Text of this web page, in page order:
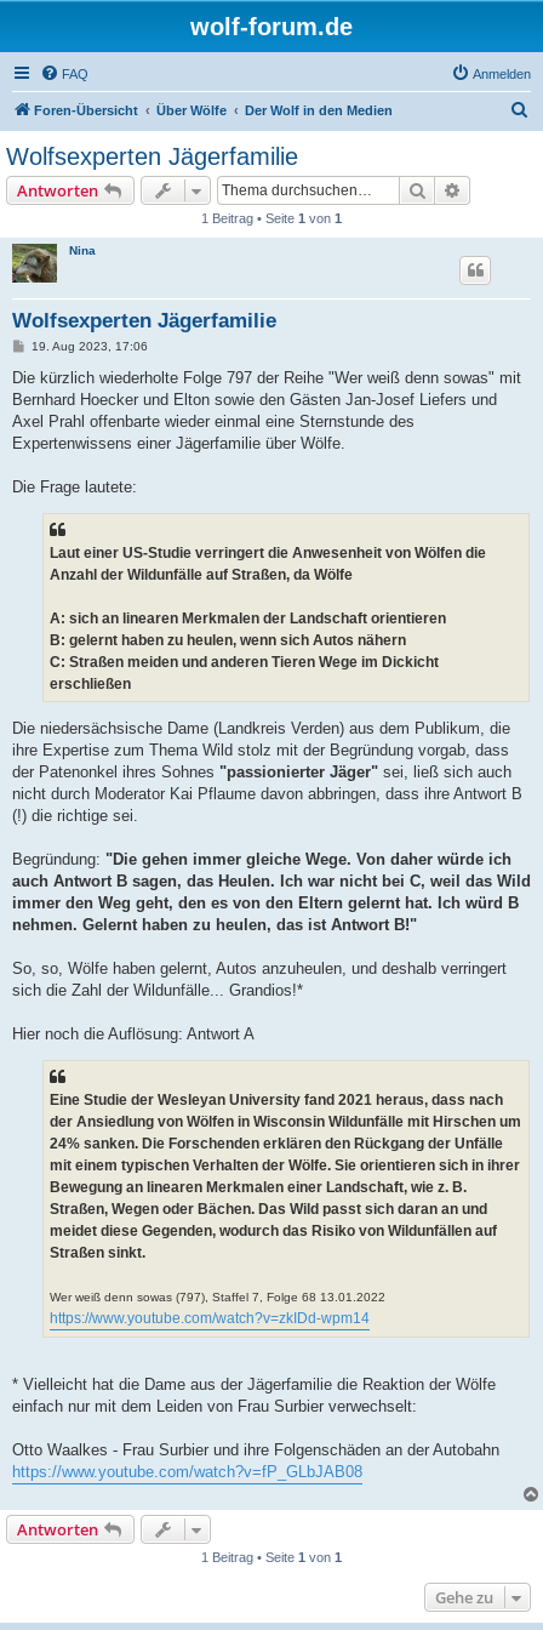
wolf-forum.de
FAQ Anmelden
Foren-Übersicht Über Wölfe Der Wolf in den Medien
Wolfsexperten Jägerfamilie
Antworten Suche
1 Beitrag • Seite 1 von 1
Nina
Wolfsexperten Jägerfamilie
B
i
r
a
19. Aug 2023, 17:06
Die kürzlich wiederholte Folge 797 der Reihe "Wer weiß denn sowas" mit
Bernhard Hoecker und Elton sowie den Gästen Jan-Josef Liefers und
Axel Prahl offenbarte wieder einmal eine Sternstunde des
Expertenwissens einer Jägerfamilie über Wölfe.
Die Frage lautete:
Laut einer US-Studie verringert die Anwesenheit von Wölfen die
Anzahl der Wildunfälle auf Straßen, da Wölfe
A: sich an linearen Merkmalen der Landschaft orientieren
B: gelernt haben zu heulen, wenn sich Autos nähern
C: Straßen meiden und anderen Tieren Wege im Dickicht
erschließen
Die niedersächsische Dame (Landkreis Verden) aus dem Publikum, die
ihre Expertise zum Thema Wild stolz mit der Begründung vorgab, dass
der Patenonkel ihres Sohnes "passionierter Jäger" sei, ließ sich auch
nicht durch Moderator Kai Pflaume davon abbringen, dass ihre Antwort B
(!) die richtige sei.
Begründung: "Die gehen immer gleiche Wege. Von daher würde ich
auch Antwort B sagen, das Heulen. Ich war nicht bei C, weil das Wild
immer den Weg geht, den es von den Eltern gelernt hat. Ich würd B
nehmen. Gelernt haben zu heulen, das ist Antwort B!"
So, so, Wölfe haben gelernt, Autos anzuheulen, und deshalb verringert
sich die Zahl der Wildunfälle... Grandios!*
Hier noch die Auflösung: Antwort A
Eine Studie der Wesleyan University fand 2021 heraus, dass nach
der Ansiedlung von Wölfen in Wisconsin Wildunfälle mit Hirschen um
24% sanken. Die Forschenden erklären den Rückgang der Unfälle
mit einem typischen Verhalten der Wölfe. Sie orientieren sich in ihrer
Bewegung an linearen Merkmalen einer Landschaft, wie z. B.
Straßen, Wegen oder Bächen. Das Wild passt sich daran an und
meidet diese Gegenden, wodurch das Risiko von Wildunfällen auf
Straßen sinkt.
Wer weiß denn sowas (797), Staffel 7, Folge 68 13.01.2022
https://www.youtube.com/watch?v=zkIDd-wpm14
* Vielleicht hat die Dame aus der Jägerfamilie die Reaktion der Wölfe
einfach nur mit dem Leiden von Frau Surbier verwechselt:
Otto Waalkes - Frau Surbier und ihre Folgenschäden an der Autobahn
https://www.youtube.com/watch?v=fP_GLbJAB08
Antworten
1 Beitrag • Seite 1 von 1
Gehe zu